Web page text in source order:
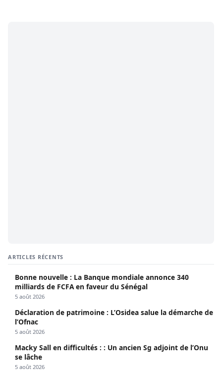
ARTICLES RÉCENTS
Bonne nouvelle : La Banque mondiale annonce 340
milliards de FCFA en faveur du Sénégal
5 août 2026
Déclaration de patrimoine : L’Osidea salue la démarche de
l’Ofnac
5 août 2026
Macky Sall en difficultés : : Un ancien Sg adjoint de l’Onu
se lâche
5 août 2026